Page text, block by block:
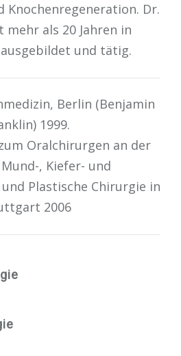
Knochenregeneration. Dr.
mehr als 20 Jahren in
und tätig.
Berlin (Benjamin
1999.
Oralchirurgen an der
, Kiefer- und
Plastische Chirurgie in
2006